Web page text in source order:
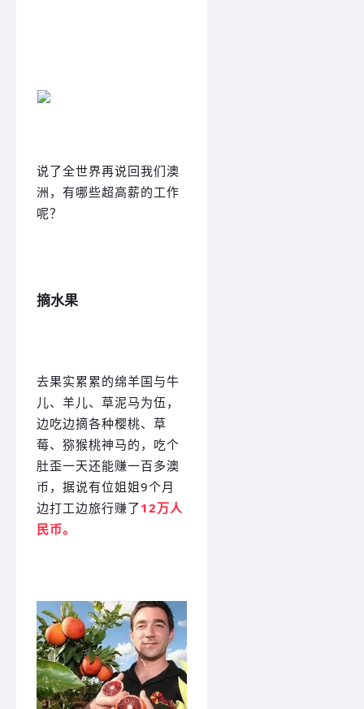
说了全世界再说回我们澳
洲，有哪些超高薪的工作
呢？
摘水果
去果实累累的绵羊国与牛
儿、羊儿、草泥马为伍，
边吃边摘各种樱桃、草
莓、猕猴桃神马的，吃个
肚歪一天还能赚一百多澳
币，据说有位姐姐9个月
边打工边旅行赚了 12万人
民币。